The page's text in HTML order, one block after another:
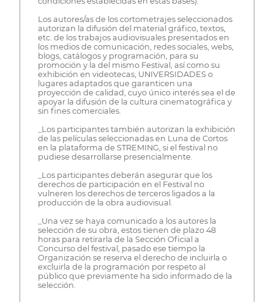
Los autores/as de los cortometrajes seleccionados
autorizan la difusión del material gráfico, textos,
etc. de los trabajos audiovisuales presentados en
los medios de comunicación, redes sociales, webs,
blogs, catálogos y programación, para su
promoción y la del mismo Festival, así como su
exhibición en videotecas, UNIVERSIDADES o
lugares adaptados que garanticen una
proyección de calidad, cuyo único interés sea el de
apoyar la difusión de la cultura cinematográfica y
sin fines comerciales.
_Los participantes también autorizan la exhibición
de las películas seleccionadas en Luna de Cortos
en la plataforma de STREMING, si el festival no
pudiese desarrollarse presencialmente.
_Los participantes deberán asegurar que los
derechos de participación en el Festival no
vulneren los derechos de terceros ligados a la
producción de la obra audiovisual.
_Una vez se haya comunicado a los autores la
selección de su obra, estos tienen de plazo 48
horas para retirarla de la Sección Oficial a
Concurso del festival, pasado ese tiempo la
Organización se reserva el derecho de incluirla o
excluirla de la programación por respeto al
público que previamente ha sido informado de la
selección.